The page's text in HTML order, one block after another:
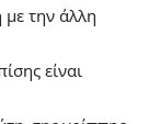
την άλλη
είναι